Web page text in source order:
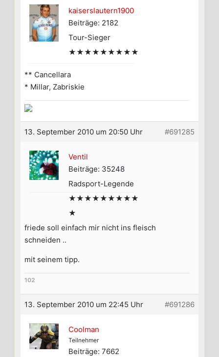
kaiserslautern1900
Beiträge: 2182
Tour-Sieger
★★★★★★★★★
** Cancellara
* Millar, Zabriskie
13. September 2010 um 20:50 Uhr #691285
Ventil
Beiträge: 35248
Radsport-Legende
★★★★★★★★★
★
friede soll einfach mir nicht ins fleisch
schneiden ..
mit seinem tipp.
102
13. September 2010 um 22:45 Uhr #691286
Coolman
Teilnehmer
Beiträge: 7662